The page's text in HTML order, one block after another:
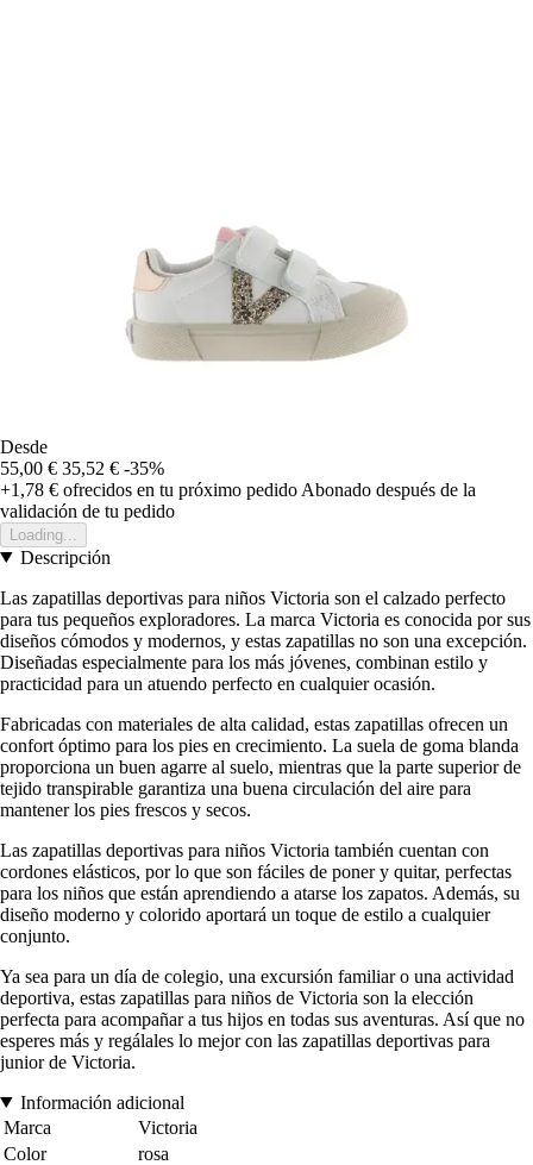
Desde
55,00 € 35,52 € -35%
+1,78 € ofrecidos en tu próximo pedido Abonado después de la
validación de tu pedido
Loading...
Descripción
Las zapatillas deportivas para niños Victoria son el calzado perfecto
para tus pequeños exploradores. La marca Victoria es conocida por sus
diseños cómodos y modernos, y estas zapatillas no son una excepción.
Diseñadas especialmente para los más jóvenes, combinan estilo y
practicidad para un atuendo perfecto en cualquier ocasión.
Fabricadas con materiales de alta calidad, estas zapatillas ofrecen un
confort óptimo para los pies en crecimiento. La suela de goma blanda
proporciona un buen agarre al suelo, mientras que la parte superior de
tejido transpirable garantiza una buena circulación del aire para
mantener los pies frescos y secos.
Las zapatillas deportivas para niños Victoria también cuentan con
cordones elásticos, por lo que son fáciles de poner y quitar, perfectas
para los niños que están aprendiendo a atarse los zapatos. Además, su
diseño moderno y colorido aportará un toque de estilo a cualquier
conjunto.
Ya sea para un día de colegio, una excursión familiar o una actividad
deportiva, estas zapatillas para niños de Victoria son la elección
perfecta para acompañar a tus hijos en todas sus aventuras. Así que no
esperes más y regálales lo mejor con las zapatillas deportivas para
junior de Victoria.
Información adicional
Marca
Victoria
Color
rosa